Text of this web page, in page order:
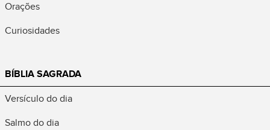
Orações
Curiosidades
BÍBLIA SAGRADA
Versículo do dia
Salmo do dia